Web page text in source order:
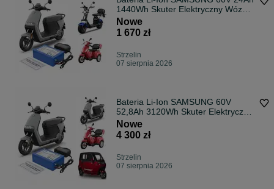
1440Wh Skuter Elektryczny Wózek
+ Ładowarka Gwarancja
Nowe
1 670 zł
Strzelin
07 sierpnia 2026
Bateria Li-Ion SAMSUNG 60V
52,8Ah 3120Wh Skuter Elektryczny
Wózek + Ładowarka Gwarancja
Nowe
4 300 zł
Strzelin
07 sierpnia 2026